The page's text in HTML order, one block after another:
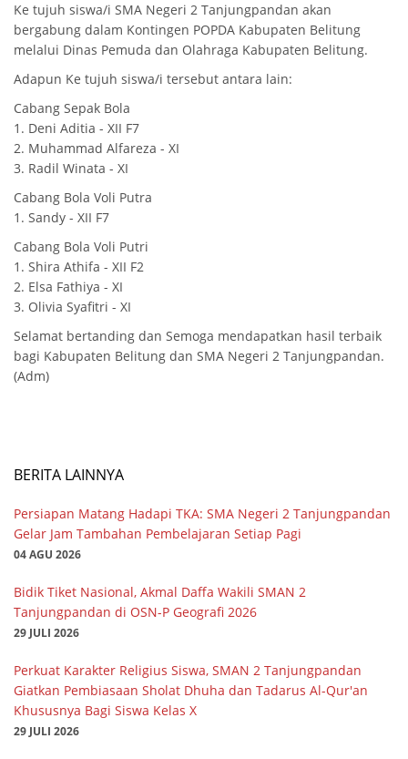
Ke tujuh siswa/i SMA Negeri 2 Tanjungpandan akan
bergabung dalam Kontingen POPDA Kabupaten Belitung
melalui Dinas Pemuda dan Olahraga Kabupaten Belitung.
Adapun Ke tujuh siswa/i tersebut antara lain:
Cabang Sepak Bola
1. Deni Aditia - XII F7
2. Muhammad Alfareza - XI
3. Radil Winata - XI
Cabang Bola Voli Putra
1. Sandy - XII F7
Cabang Bola Voli Putri
1. Shira Athifa - XII F2
2. Elsa Fathiya - XI
3. Olivia Syafitri - XI
Selamat bertanding dan Semoga mendapatkan hasil terbaik
bagi Kabupaten Belitung dan SMA Negeri 2 Tanjungpandan.
(Adm)
BERITA LAINNYA
Persiapan Matang Hadapi TKA: SMA Negeri 2 Tanjungpandan
Gelar Jam Tambahan Pembelajaran Setiap Pagi
04 AGU 2026
Bidik Tiket Nasional, Akmal Daffa Wakili SMAN 2
Tanjungpandan di OSN-P Geografi 2026
29 JULI 2026
Perkuat Karakter Religius Siswa, SMAN 2 Tanjungpandan
Giatkan Pembiasaan Sholat Dhuha dan Tadarus Al-Qur'an
Khususnya Bagi Siswa Kelas X
29 JULI 2026